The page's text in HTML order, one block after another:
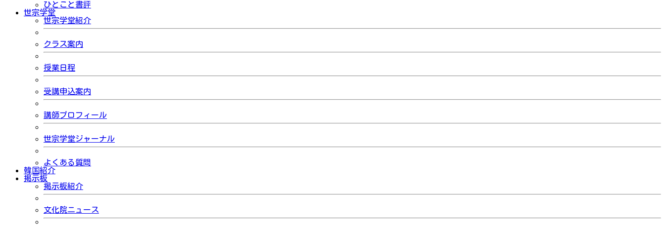
ひとこと書評
世宗学堂
世宗学堂紹介
クラス案内
授業日程
受講申込案内
講師プロフィール
世宗学堂ジャーナル
よくある質問
韓国紹介
掲示板
掲示板紹介
文化院ニュース